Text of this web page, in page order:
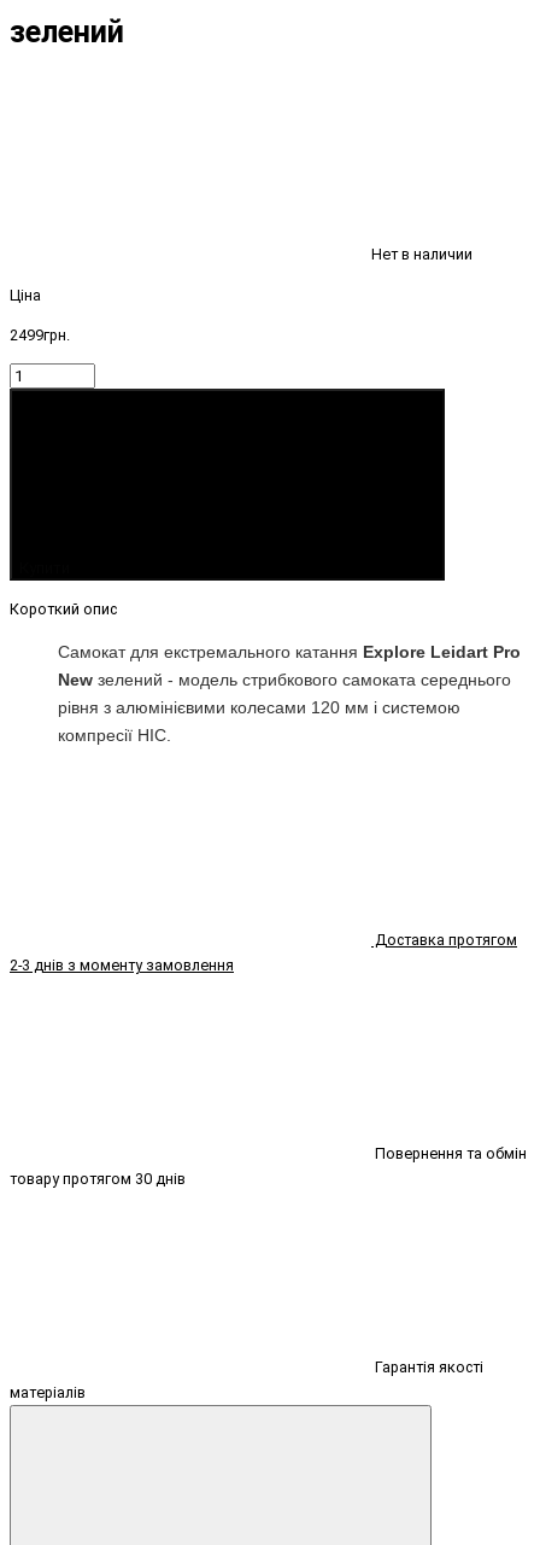
зелений
Нет в наличии
Ціна
2499грн.
Короткий опис
Самокат для екстремального катання Explore Leidart Pro
New зелений - модель стрибкового самоката середнього
рівня з алюмінієвими колесами 120 мм і системою
компресії HIC.
Доставка протягом
2-3 днів з моменту замовлення
Повернення та обмін
товару протягом 30 днів
Гарантія якості
матеріалів